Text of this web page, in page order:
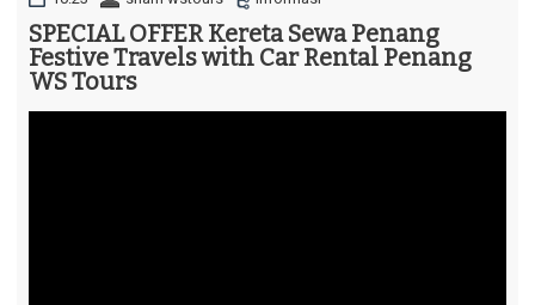
e
n
SPECIAL OFFER Kereta Sewa Penang
Festive Travels with Car Rental Penang
WS Tours